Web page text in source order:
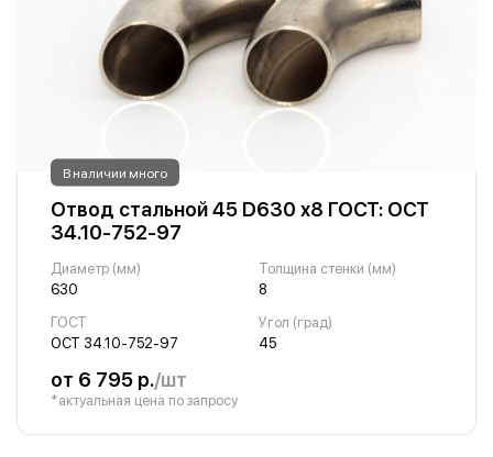
В наличии много
Отвод стальной 45 D630 х8 ГОСТ: ОСТ
34.10-752-97
Диаметр (мм)
630
Толщина стенки (мм)
8
ГОСТ
ОСТ 34.10-752-97
Угол (град)
45
от 6 795 р./шт
*актуальная цена по запросу